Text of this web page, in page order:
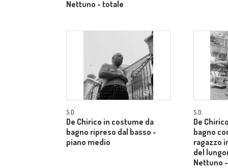
Nettuno - totale
S.D.
De Chirico in costume da
bagno ripreso dal basso -
piano medio
S.D.
De
bagno
ragazzo
del
Nettuno